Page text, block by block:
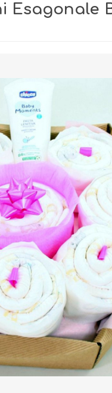
PASSEGGIO
e Zaini
Esagonale